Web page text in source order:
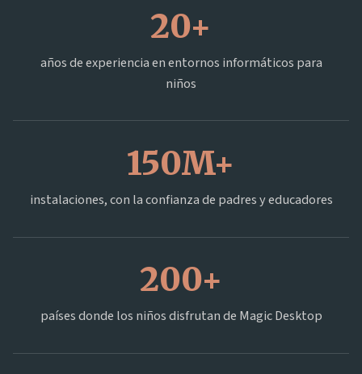
20+
años de experiencia en entornos informáticos para
niños
150M+
instalaciones, con la confianza de padres y educadores
200+
países donde los niños disfrutan de Magic Desktop